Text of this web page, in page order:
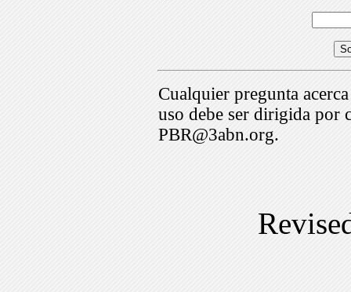
Cualquier pregunta
uso debe ser dirigida por
PBR@3abn.org.